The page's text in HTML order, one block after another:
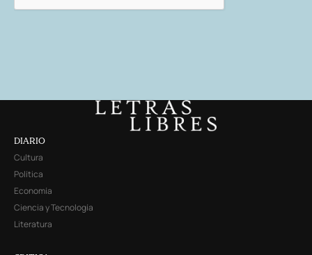
DIARIO
Cultura
Política
Economía
Ciencia y Tecnología
Literatura